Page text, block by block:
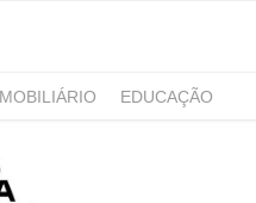
EDUCAÇÃO